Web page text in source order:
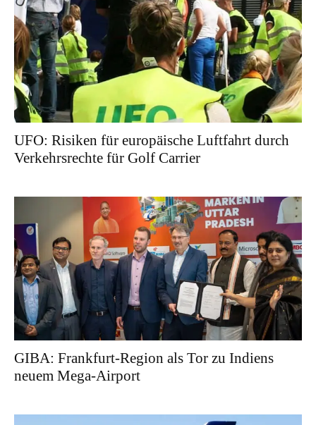
UFO: Risiken für europäische Luftfahrt durch
Verkehrsrechte für Golf Carrier
GIBA: Frankfurt-Region als Tor zu Indiens
neuem Mega-Airport